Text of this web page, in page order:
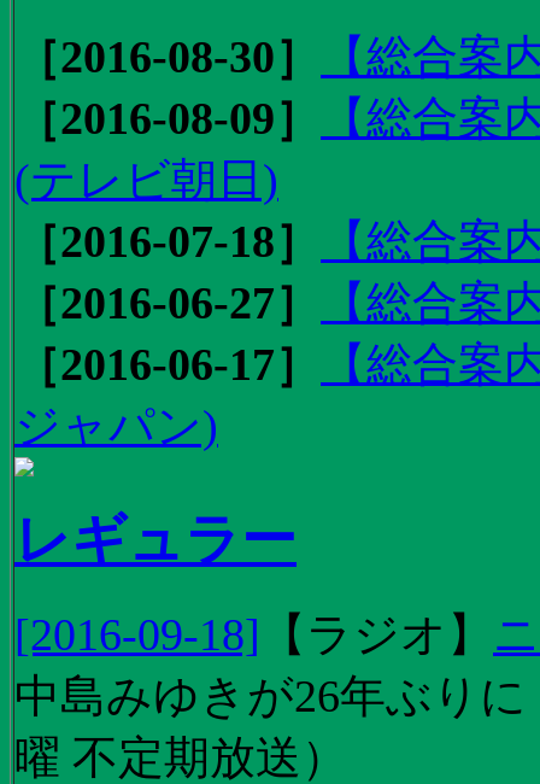
［2016-08-30］
【総合
［2016-08-09］
【総合
(テレビ朝日)
［2016-07-18］
【総合案
［2016-06-27］
【総合案
［2016-06-17］
【総合
ジャパン)
レギュラー
[2016-09-18] 【 ラジオ 】
中島みゆきが26年ぶり
曜 不定期放送）